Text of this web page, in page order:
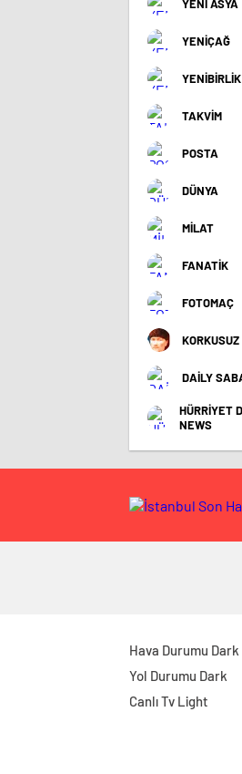
YENİ ASYA
YENİÇAĞ
YENİBİRLİK
TAKVİM
POSTA
DÜNYA
MİLAT
FANATİK
FOTOMAÇ
KORKUSUZ
DAİLY
HÜRRİYET
NEWS
Hava Durumu Dark
Yol Durumu Dark
Canlı Tv Light